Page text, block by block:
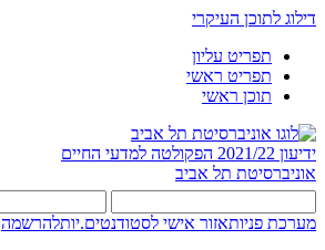
דילוג לתוכן העיקרי
תפריט עליון
תפריט ראשי
תוכן ראשי
ידיעון 2021/22
הפקולטה למדעי החיים
אוניברסיטת תל אביב
מערכת פניותאזור אישי לסטודנטים.יותלהרשמה